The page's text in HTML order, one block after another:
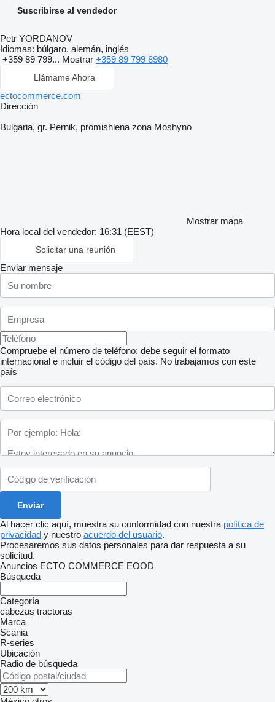
Suscribirse al vendedor
Petr YORDANOV
Idiomas: búlgaro, alemán, inglés
+359 89 799... Mostrar +359 89 799 8980
Llámame Ahora
ectocommerce.com
Dirección
Bulgaria, gr. Pernik, promishlena zona Moshyno
Mostrar mapa
Hora local del vendedor: 16:31 (EEST)
Solicitar una reunión
Enviar mensaje
Compruebe el número de teléfono: debe seguir el formato
internacional e incluir el código del país. No trabajamos con este
país
Al hacer clic aquí, muestra su conformidad con nuestra política de
privacidad y nuestro acuerdo del usuario.
Procesaremos sus datos personales para dar respuesta a su
solicitud.
Anuncios ECTO COMMERCE EOOD
Búsqueda
Categoría
cabezas tractoras
Marca
Scania
R-series
Ubicación
Radio de búsqueda